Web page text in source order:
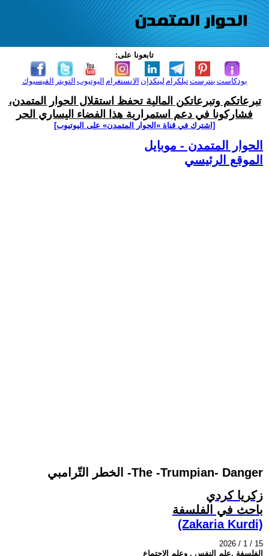
تابعونا على:
الفيسبوك التويتر اليوتيوب الانستغرام لينكدإن تيلكرامبنترست بودكاست
تبرعاتكم وتبرعاتكن المالية تحفظ استقلال الحوار المتمدن،
فشاركونا في دعم استمرارية هذا الفضاء اليساري الحر
[اشترك في قناة ‫«الحوار المتمدن» على اليوتيوب]
الحوار المتمدن - موبايل
الموقع الرئيسي
الخطر التّرامبي -The -Trumpian- Danger
زكريا كردي
باحث في الفلسفة
(Zakaria Kurdi)
2026 / 1 / 15
الفلسفة ,علم النفس , وعلم الاجتماع